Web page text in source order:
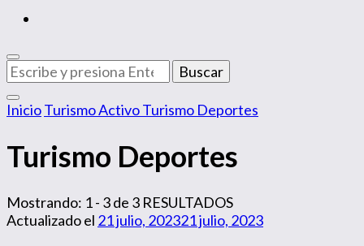
¿Buscas
algo?
InicioTurismo ActivoTurismo Deportes
Turismo Deportes
Mostrando: 1 - 3 de 3 RESULTADOS
Actualizado el 21 julio, 202321 julio, 2023